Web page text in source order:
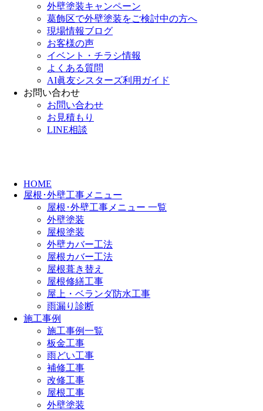
外壁塗装キャンペーン
葛飾区で外壁塗装をご検討中の方へ
現場情報ブログ
お客様の声
イベント・チラシ情報
よくある質問
AI眞友シスターズ利用ガイド
お問い合わせ
お問い合わせ
お見積もり
LINE相談
HOME
屋根･外壁工事メニュー
屋根･外壁工事メニュー 一覧
外壁塗装
屋根塗装
外壁カバー工法
屋根カバー工法
屋根葺き替え
屋根修繕工事
屋上・ベランダ防水工事
雨漏り診断
施工事例
施工事例一覧
板金工事
雨どい工事
補修工事
改修工事
屋根工事
外壁塗装